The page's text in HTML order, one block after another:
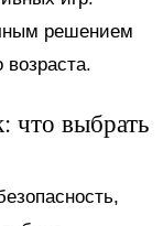
решением
возраста.
что выбрать